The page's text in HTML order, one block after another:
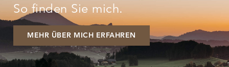
So finden Sie mich.
MEHR ÜBER MICH ERFAHREN